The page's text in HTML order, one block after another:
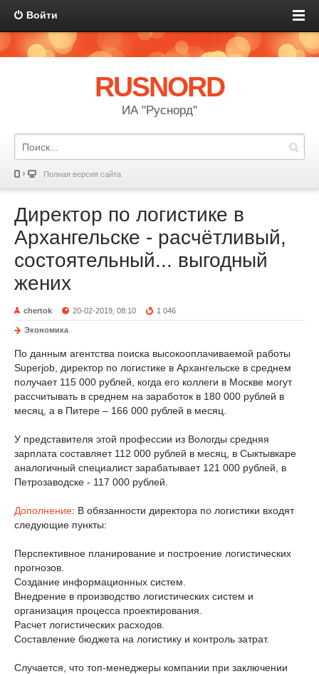
Войти
RUSNORD
ИА "Руснорд"
Полная версия сайта
Директор по логистике в
Архангельске - расчётливый,
состоятельный... выгодный
жених
chertok 20-02-2019, 08:10 1 046
Экономика
По данным агентства поиска высокооплачиваемой работы
Superjob, директор по логистике в Архангельске в среднем
получает 115 000 рублей, когда его коллеги в Москве могут
рассчитывать в среднем на заработок в 180 000 рублей в
месяц, а в Питере – 166 000 рублей в месяц.
У представителя этой профессии из Вологды средняя
зарплата составляет 112 000 рублей в месяц, в Сыктывкаре
аналогичный специалист зарабатывает 121 000 рублей, в
Петрозаводске - 117 000 рублей.
Дополнение: В обязанности директора по логистики входят
следующие пункты:
Перспективное планирование и построение логистических
прогнозов.
Создание информационных систем.
Внедрение в производство логистических систем и
организация процесса проектирования.
Расчет логистических расходов.
Составление бюджета на логистику и контроль затрат.
Случается, что топ-менеджеры компании при заключении